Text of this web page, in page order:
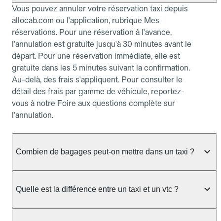
Vous pouvez annuler votre réservation taxi depuis
allocab.com ou l'application, rubrique Mes
réservations. Pour une réservation à l'avance,
l'annulation est gratuite jusqu'à 30 minutes avant le
départ. Pour une réservation immédiate, elle est
gratuite dans les 5 minutes suivant la confirmation.
Au-delà, des frais s'appliquent. Pour consulter le
détail des frais par gamme de véhicule, reportez-
vous à notre Foire aux questions complète sur
l'annulation.
Combien de bagages peut-on mettre dans un taxi ?
taxi berline accueille en général jusqu'à 3 bagages
ou nombreux, précisez-le dans le champ "Message
Quelle est la différence entre un taxi et un vtc ?